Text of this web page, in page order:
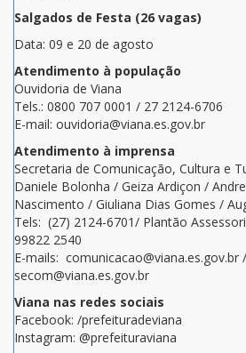
Salgados de Festa (26 vagas)
Data: 09 e 20 de agosto
Atendimento à população
Ouvidoria de Viana
Tels.: 0800 707 0001 / 27 2124-6706
E-mail: ouvidoria@viana.es.gov.br
Atendimento à imprensa
Secretaria de Comunicação, Cultura e
Daniele Bolonha / Geiza Ardiçon /
Nascimento / Giuliana Dias Gomes /
Tels: (27) 2124-6701/ Plantão
99822 2540
E-mails: comunicacao@viana.es.gov.br /
secom@viana.es.gov.br
Viana nas redes sociais
Facebook: /prefeituradeviana
Instagram: @prefeituraviana